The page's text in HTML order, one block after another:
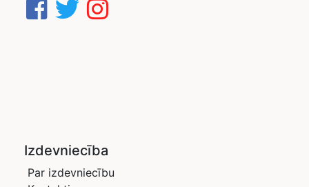
Izdevniecība
Par izdevniecību